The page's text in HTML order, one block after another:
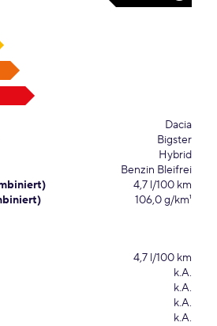
Dacia
Bigster
Hybrid
Benzin Bleifrei
4,7 l/100 km
106,0 g/km¹
4,7 l/100 km
k.A.
k.A.
k.A.
k.A.